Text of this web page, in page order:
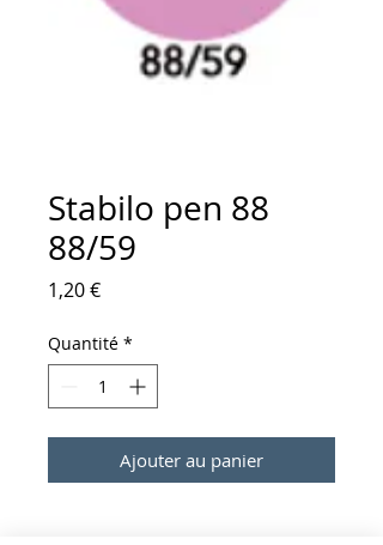
Stabilo pen 88
88/59
1,20 €Prix
Quantité *
Ajouter au panier